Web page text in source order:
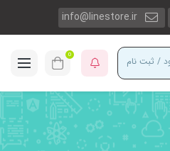
info@linestore.ir
/ ثبت نام 0